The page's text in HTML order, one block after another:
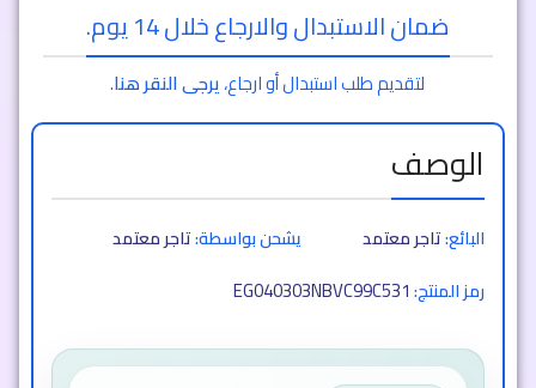
ضمان الاستبدال والارجاع خلال 14 يوم.
لتقديم طلب استبدال أو ارجاع،يرجى النقر هنا.
الوصف
البائع:تاجر معتمد يشحن بواسطة:تاجر معتمد
رمز المنتج:EG040303NBVC99C531